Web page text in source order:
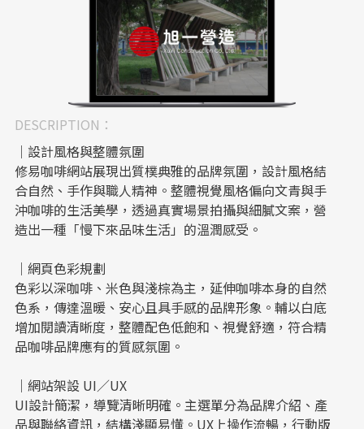
DESCRIPTION：
｜設計風格與整體氛圍
修易咖啡網站展現出質樸典雅的品牌氛圍，設計風格結
合自然、手作與職人精神。整體視覺風格偏向文青與手
沖咖啡的生活美學，透過真實場景拍攝與細膩文案，營
造出一種「慢下來品味生活」的溫潤感受。
｜網頁色彩規劃
色彩以深咖啡、米色與淺棕為主，延伸咖啡本身的自然
色系，傳達溫暖、安心且具手感的品牌形象。輔以白底
增加閱讀清晰度，整體配色低飽和、視覺舒適，符合精
品咖啡品牌應有的質感氛圍。
｜網站架設 UI／UX
UI設計簡潔，導覽清晰明確。主選單分為品牌介紹、產
品與聯絡資訊，結構淺顯易懂。UX上操作流暢，行動版